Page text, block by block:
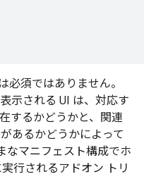
必須ではありません。
示される UI は、対応す
するかどうかと、関連
があるかどうかによって
なマニフェスト構成でホ
行されるアドオン トリ